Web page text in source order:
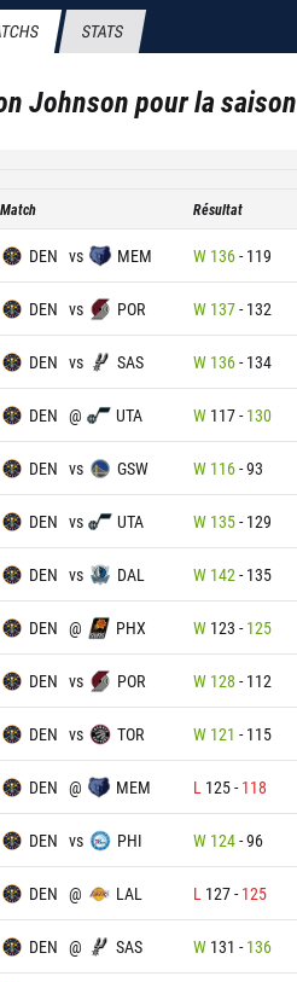
STATS
Johnsonpour la saison
Match Résultat
DEN vs MEM W 136- 119
DEN vs POR W 137- 132
DEN vs SAS W 136- 134
DEN @ UTA W 117- 130
DEN vs GSW W 116-93
DEN vs UTA W 135- 129
DEN vs DAL W 142 - 135
DEN @ PHX W 123 - 125
DEN vs POR W 128 - 112
DEN vs TOR W 121 - 115
DEN @ MEM L 125- 118
DEN vs PHI W 124-96
DEN @ LAL L 127- 125
DEN @ SAS W 131 - 136